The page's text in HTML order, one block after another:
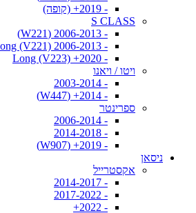
- 2019+ (קופה)
S CLASS
- 2006-2013 (W221)
- 2006-2013 Long (V221)
- 2020+ Long (V223)
ויטו / ויאנו
- 2003-2014
- 2014+ (W447)
ספרינטר
- 2006-2014
- 2014-2018
- 2019+ (W907)
ניסאן
אקסטרייל
- 2014-2017
- 2017-2022
- 2022+